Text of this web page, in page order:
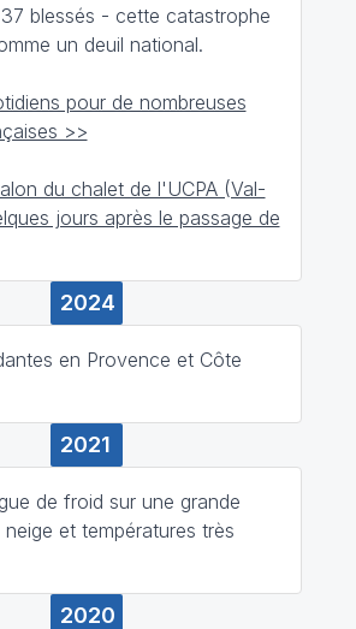
blessés - cette catastrophe
un deuil national.
pour de nombreuses
>>
du chalet de l'UCPA (Val-
jours après le passage de
2024
en Provence et Côte
2021
de froid sur une grande
et températures très
2020